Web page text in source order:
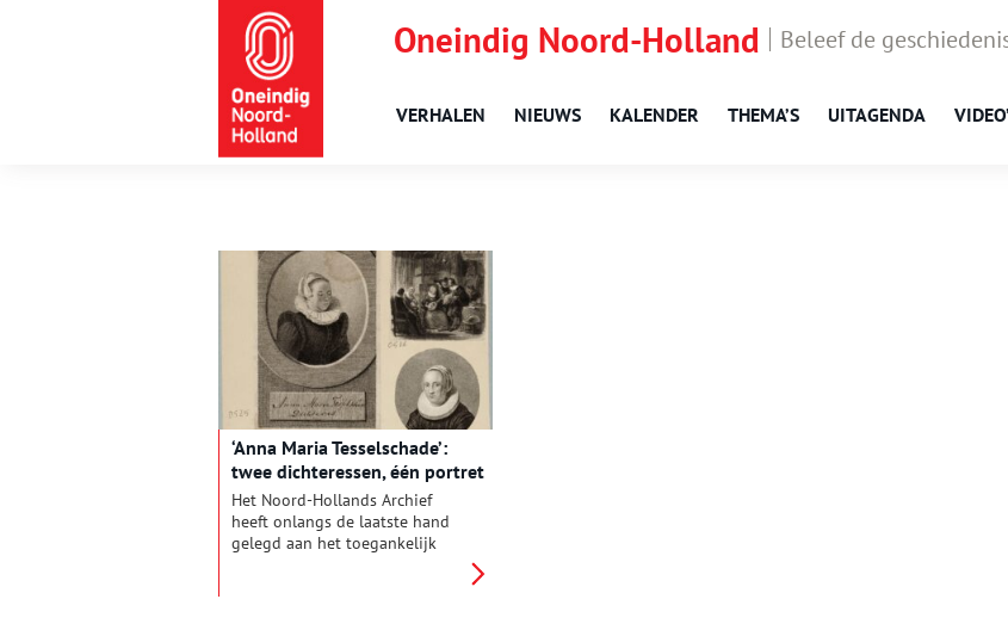
Oneindig Noord-Holland Beleef de
VERHALEN NIEUWS KALENDER THEMA’S UITAGENDA
‘Anna Maria Tesselschade’:
twee dichteressen, één portret
Het Noord-Hollands Archief
heeft onlangs de laatste hand
gelegd aan het toegankelijk